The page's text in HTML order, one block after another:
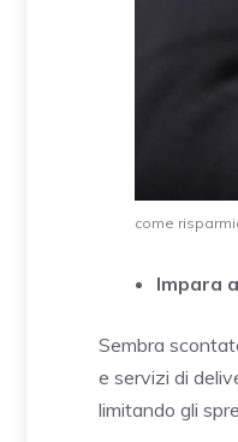
come
Impara
Sembra
e servizi di
limitando gli